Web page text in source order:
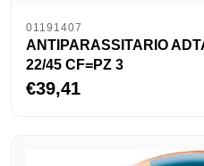
01191407
ANTIPARASSITARIO
22/45 CF=PZ 3
€39,41